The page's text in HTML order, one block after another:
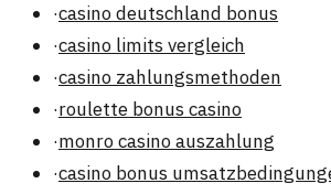
·casino deutschland bonus
·casino limits vergleich
·casino zahlungsmethoden
·roulette bonus casino
·monro casino auszahlung
·casino bonus